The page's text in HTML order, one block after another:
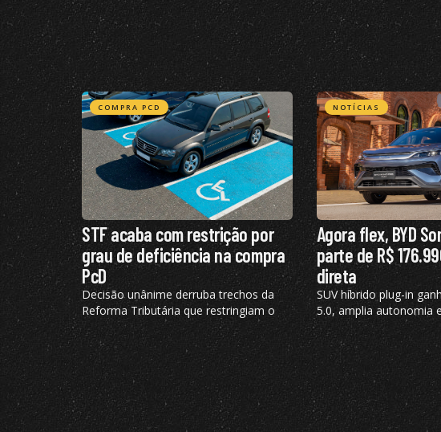
COMPRA PCD
STF acaba com restrição por
grau de deficiência na compra
PcD
Decisão unânime derruba trechos da
Reforma Tributária que restringiam o
benefício de IBS e CBS; confira todos os
detalhes
NOTÍCIAS
Agora flex, BYD
parte de R$
direta
SUV híbrido plug-in
5.0, amplia autonomia
72 km e recebe visual